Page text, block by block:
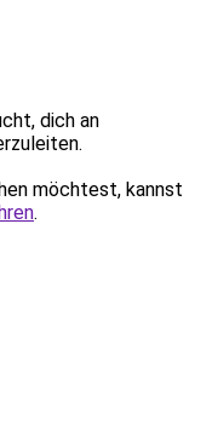
dich an
möchtest, kannst
.